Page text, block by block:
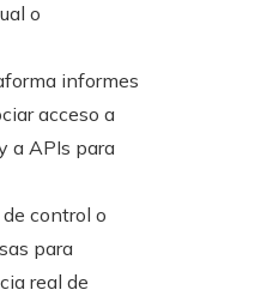
o
informes
acceso a
a APIs para
control o
para
real de